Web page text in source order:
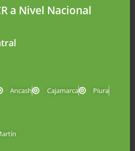
a Nivel Nacional
Ancash Cajamarca
Piura